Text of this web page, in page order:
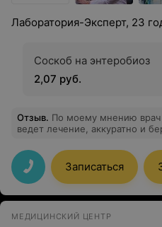
Лаборатория-Эксперт, 23
Соскоб на энтеробиоз
2,07 руб.
Отзыв. По моему мнению
ведет лечение, аккуратно и
полностью. найдет выход из
очень сложной без потерь.
правильное лечение.
Записаться
МЕДИЦИНСКИЙ ЦЕНТР